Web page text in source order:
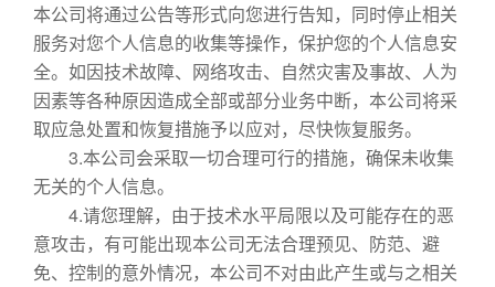
本公司将通过公告等形式向您进行告知，同时停止相关
服务对您个人信息的收集等操作，保护您的个人信息安
全。如因技术故障、网络攻击、自然灾害及事故、人为
因素等各种原因造成全部或部分业务中断，本公司将采
取应急处置和恢复措施予以应对，尽快恢复服务。
3.本公司会采取一切合理可行的措施，确保未收集
无关的个人信息。
4.请您理解，由于技术水平局限以及可能存在的恶
意攻击，有可能出现本公司无法合理预见、防范、避
免、控制的意外情况，本公司不对由此产生或与之相关